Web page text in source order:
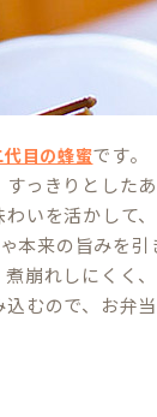
代目の蜂蜜です。
っきりとした
いを活かして
本来の旨みを引
崩れしにくく
むので、お弁